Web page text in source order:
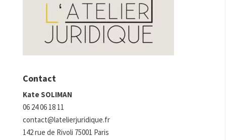
Contact
Kate SOLIMAN
06 24 06 18 11
contact@latelierjuridique.fr
142 rue de Rivoli 75001 Paris